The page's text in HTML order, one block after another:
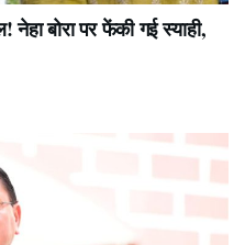
नेहा बोरा पर फेंकी गई स्याही,